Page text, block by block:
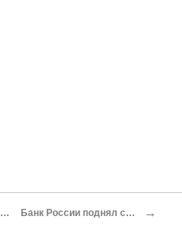
Титанический труд Маргарита Линдт Банк России поднял ставку →